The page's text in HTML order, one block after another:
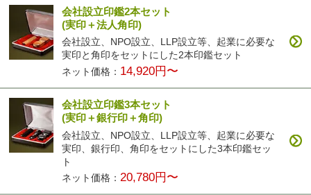
会社設立印鑑2本セット
(実印＋法人角印)
会社設立、NPO設立、LLP設立等、起業に必要な
実印と角印をセットにした2本印鑑セット
ネット価格： 14,920円〜
会社設立印鑑3本セット
(実印＋銀行印＋角印)
会社設立、NPO設立、LLP設立等、起業に必要な
実印、銀行印、角印をセットにした3本印鑑セッ
ト
ネット価格： 20,780円〜